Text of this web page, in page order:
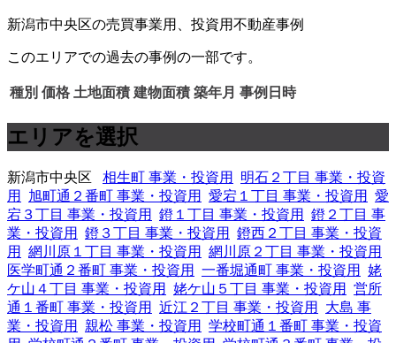
新潟市中央区の売買事業用、投資用不動産事例
このエリアでの過去の事例の一部です。
種別 価格 土地面積 建物面積 築年月 事例日時
エリアを選択
新潟市中央区 相生町 事業・投資用
明石２丁目 事業・投資
用
旭町通２番町 事業・投資用 愛宕１丁目 事業・投資用
愛
宕３丁目 事業・投資用
鐙１丁目 事業・投資用
鐙２丁目 事
業・投資用
鐙３丁目 事業・投資用
鐙西２丁目 事業・投資
用
網川原１丁目 事業・投資用
網川原２丁目 事業・投資用
医学町通２番町 事業・投資用
一番堀通町 事業・投資用
姥
ケ山４丁目 事業・投資用
姥ケ山５丁目 事業・投資用
営所
通１番町 事業・投資用
近江２丁目 事業・投資用
大島 事
業・投資用
親松 事業・投資用
学校町通１番町 事業・投資